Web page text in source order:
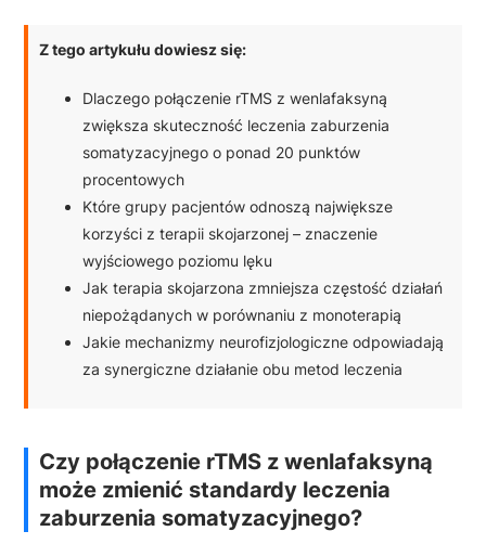
Z tego artykułu dowiesz się:
Dlaczego połączenie rTMS z wenlafaksyną
zwiększa skuteczność leczenia zaburzenia
somatyzacyjnego o ponad 20 punktów
procentowych
Które grupy pacjentów odnoszą największe
korzyści z terapii skojarzonej – znaczenie
wyjściowego poziomu lęku
Jak terapia skojarzona zmniejsza częstość działań
niepożądanych w porównaniu z monoterapią
Jakie mechanizmy neurofizjologiczne odpowiadają
za synergiczne działanie obu metod leczenia
Czy połączenie rTMS z wenlafaksyną
może zmienić standardy leczenia
zaburzenia somatyzacyjnego?